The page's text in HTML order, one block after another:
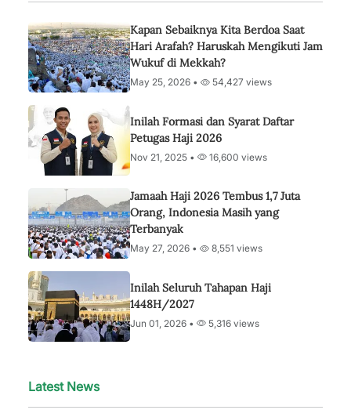
Kapan Sebaiknya Kita Berdoa Saat
Hari Arafah? Haruskah Mengikuti Jam
Wukuf di Mekkah?
May 25, 2026 • 54,427 views
Inilah Formasi dan Syarat Daftar
Petugas Haji 2026
Nov 21, 2025 • 16,600 views
Jamaah Haji 2026 Tembus 1,7 Juta
Orang, Indonesia Masih yang
Terbanyak
May 27, 2026 • 8,551 views
Inilah Seluruh Tahapan Haji
1448H/2027
Jun 01, 2026 • 5,316 views
Latest News